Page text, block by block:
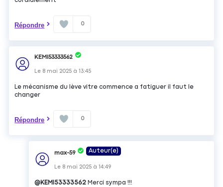
Répondre 0
KEMI53333562
Le 8 mai 2025 à13:45
Le mécanisme du lève vitre commence a fatiguer il faut le
changer
Répondre 0
max-59 Auteur(e)
Le 8 mai 2025 à14:49
@KEMI53333562 Merci sympa !!!